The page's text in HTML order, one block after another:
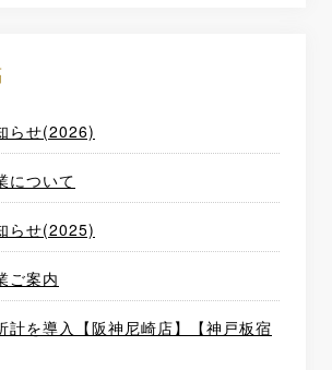
らせ(2026)
について
らせ(2025)
ご案内
計を導入【阪神尼崎店】【神戸板宿